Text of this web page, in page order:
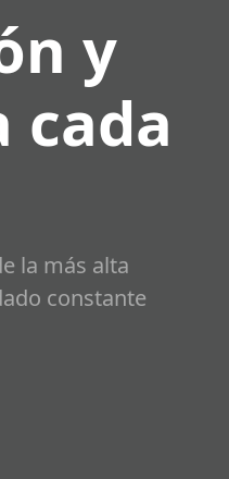
y
cada
la más alta
constante